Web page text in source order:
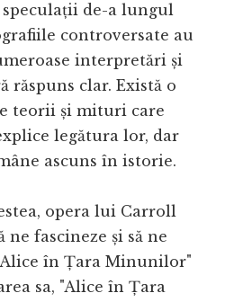
speculații de-a lungul
controversate au
interpretări și
răspuns clar. Există o
teorii și mituri care
legătura lor, dar
ascuns în istorie.
opera lui Carroll
ne fascineze și să ne
în Țara Minunilor"
sa, "Alice în Țara